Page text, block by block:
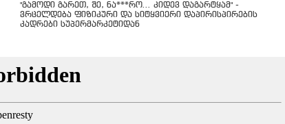
"გამოდი გარეთ, შე, ნა***რო... კიდევ დაგარტყამ" -
ვრცელდება ფიზიკური და სიტყვიერი დაპირისპირების
კადრები სუპერმარკეტიდან